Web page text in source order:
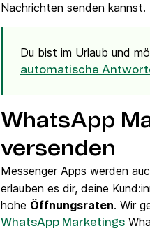
Nachrichten senden kannst.
Du bist im Urlaub und
automatische
WhatsApp
versenden
Messenger Apps werden
erlauben es dir, deine
hohe Öffnungsraten. Wir
WhatsApp Marketings